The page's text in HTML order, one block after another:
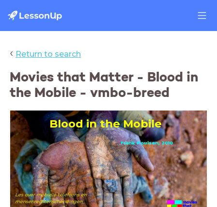
‹ Return to search
Movies that Matter - Blood in
the Mobile - vmbo-breed
Blood in the Mobile
Frank Poulsen, 2010
Les over mobiele telefoons en
mensenrechtenschendingen